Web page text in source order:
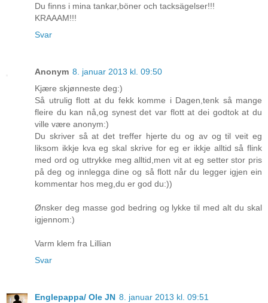
Du finns i mina tankar,böner och tacksägelser!!!
KRAAAM!!!
Svar
Anonym 8. januar 2013 kl. 09:50
Kjære skjønneste deg:)
Så utrulig flott at du fekk komme i Dagen,tenk så mange
fleire du kan nå,og synest det var flott at dei godtok at du
ville være anonym:)
Du skriver så at det treffer hjerte du og av og til veit eg
liksom ikkje kva eg skal skrive for eg er ikkje alltid så flink
med ord og uttrykke meg alltid,men vit at eg setter stor pris
på deg og innlegga dine og så flott når du legger igjen ein
kommentar hos meg,du er god du:))
Ønsker deg masse god bedring og lykke til med alt du skal
igjennom:)
Varm klem fra Lillian
Svar
Englepappa/ Ole JN 8. januar 2013 kl. 09:51